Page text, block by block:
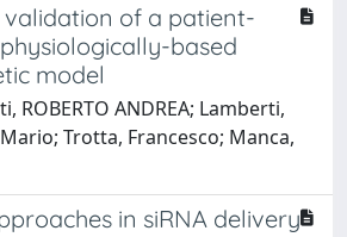
of a patient-
based
model
ROBERTO ANDREA; Lamberti,
Trotta, Francesco; Manca,
in siRNA delivery